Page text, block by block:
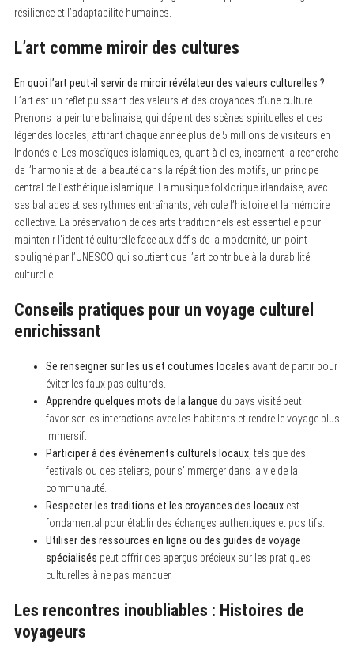
résilience et l’adaptabilité humaines.
L’art comme miroir des cultures
En quoi l’art peut-il servir de miroir révélateur des valeurs culturelles ?
L’art est un reflet puissant des valeurs et des croyances d’une culture.
Prenons la peinture balinaise, qui dépeint des scènes spirituelles et des
légendes locales, attirant chaque année plus de 5 millions de visiteurs en
Indonésie. Les mosaïques islamiques, quant à elles, incarnent la recherche
de l’harmonie et de la beauté dans la répétition des motifs, un principe
central de l’esthétique islamique. La musique folklorique irlandaise, avec
ses ballades et ses rythmes entraînants, véhicule l’histoire et la mémoire
collective. La préservation de ces arts traditionnels est essentielle pour
maintenir l’identité culturelle face aux défis de la modernité, un point
souligné par l’UNESCO qui soutient que l’art contribue à la durabilité
culturelle.
Conseils pratiques pour un voyage culturel
enrichissant
Se renseigner sur les us et coutumes locales avant de partir pour
éviter les faux pas culturels.
Apprendre quelques mots de la langue du pays visité peut
favoriser les interactions avec les habitants et rendre le voyage plus
immersif.
Participer à des événements culturels locaux, tels que des
festivals ou des ateliers, pour s’immerger dans la vie de la
communauté.
Respecter les traditions et les croyances des locauxest
fondamental pour établir des échanges authentiques et positifs.
Utiliser des ressources en ligne ou des guides de voyage
spécialisés peut offrir des aperçus précieux sur les pratiques
culturelles à ne pas manquer.
Les rencontres inoubliables : Histoires de
voyageurs